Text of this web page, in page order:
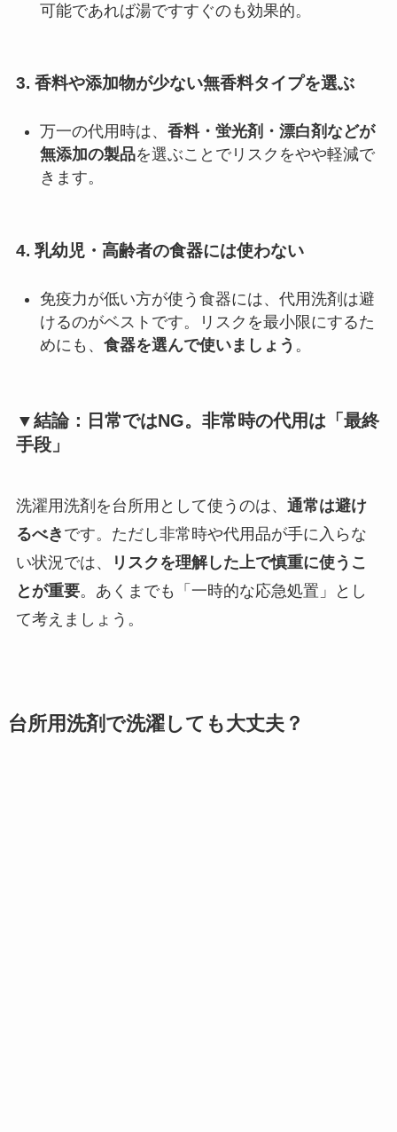
可能であれば湯ですすぐのも効果的。
3. 香料や添加物が少ない無香料タイプを選ぶ
万一の代用時は、 香料・蛍光剤・漂白剤などが
無添加の製品を選ぶことでリスクをやや軽減で
きます。
4. 乳幼児・高齢者の食器には使わない
免疫力が低い方が使う食器には、代用洗剤は避
けるのがベストです。リスクを最小限にするた
めにも、 食器を選んで使いましょう 。
▼結論：日常ではNG。非常時の代用は「最終
手段」
洗濯用洗剤を台所用として使うのは、 通常は避け
るべき です。ただし非常時や代用品が手に入らな
い状況では、
リスクを理解した上で慎重に使うこ
とが重要。あくまでも「一時的な応急処置」とし
て考えましょう。
台所用洗剤で洗濯しても大丈夫？